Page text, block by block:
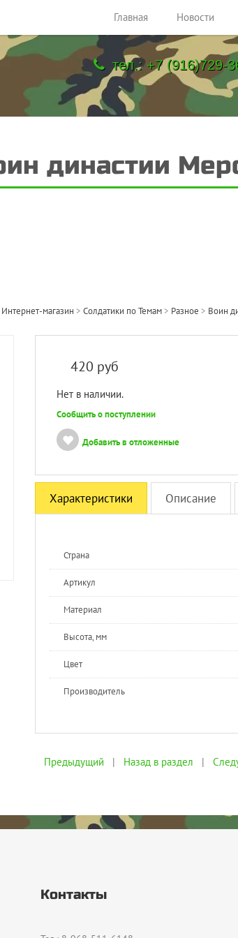
Главная Новости
тел.: +7 (916)729-
династии
Интернет-магазин > Солдатики по Темам > Разное > Воин
420 руб
Нет в наличии.
Сообщить о поступлении
Добавить в отложенные
Характеристики Описание
Страна
Артикул
Материал
Высота, мм
Цвет
Производитель
Предыдущий | Назад в раздел |
Контакты